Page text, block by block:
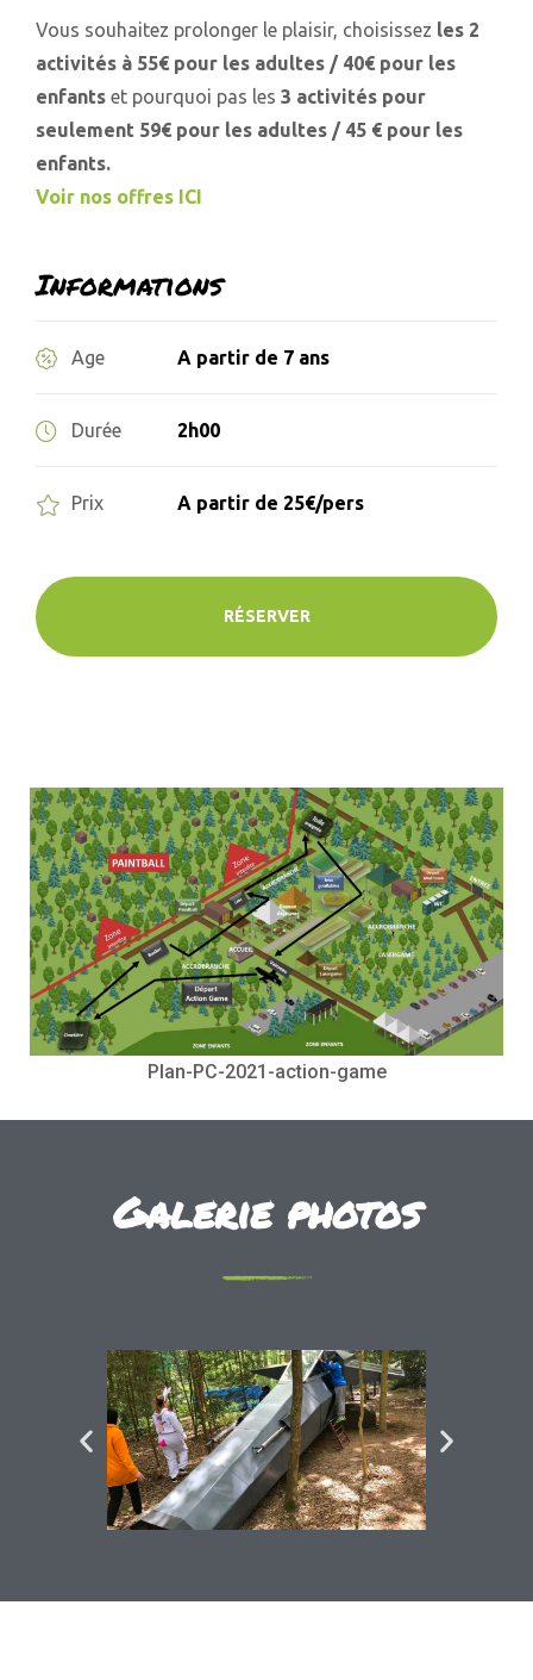
Vous souhaitez prolonger le plaisir, choisissez les 2
activités à 55€ pour les adultes / 40€ pour les
enfants et pourquoi pas les 3 activités pour
seulement 59€ pour les adultes / 45 € pour les
enfants.
Voir nos offres ICI
Informations
Age A partir de 7 ans
Durée 2h00
Prix A partir de 25€/pers
RÉSERVER
Plan-PC-2021-action-game
Galerie photos